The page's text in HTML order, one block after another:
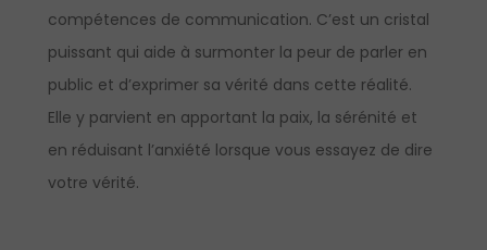
compétences de communication. C’est un cristal
puissant qui aide à surmonter la peur de parler en
public et d’exprimer sa vérité dans cette réalité.
Elle y parvient en apportant la paix, la sérénité et
en réduisant l’anxiété lorsque vous essayez de dire
votre vérité.